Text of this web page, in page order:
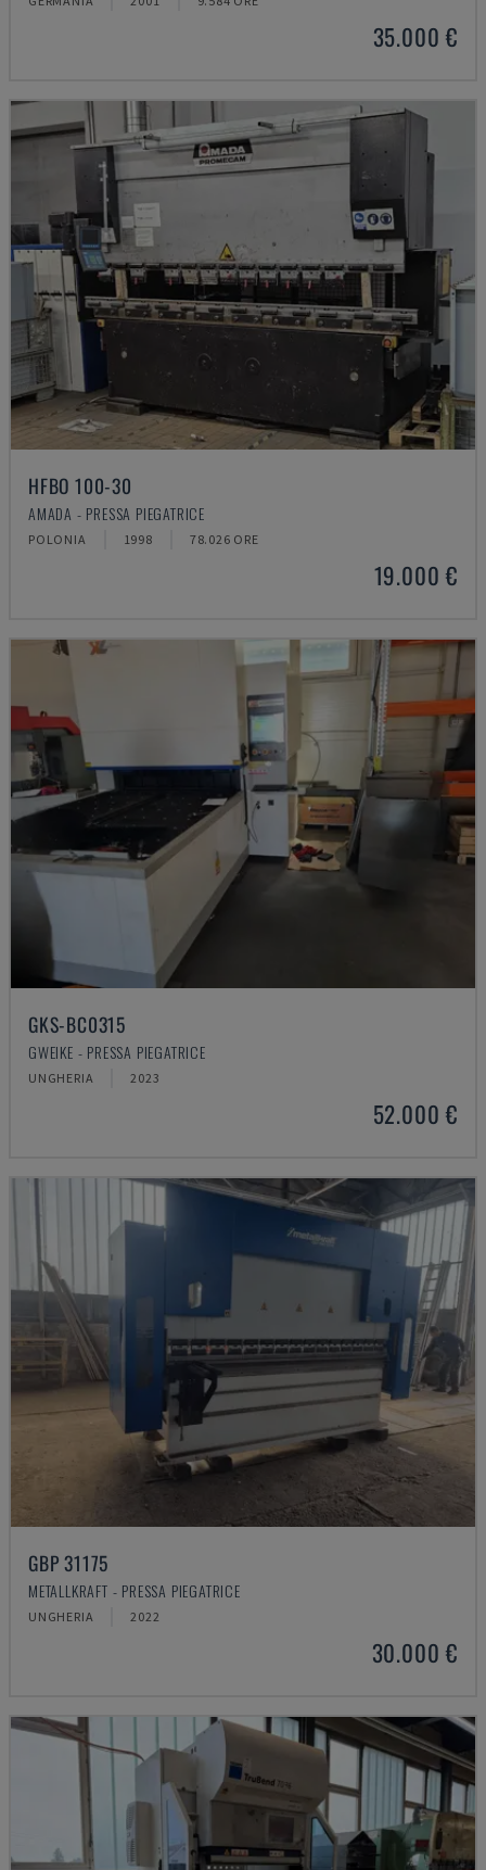
35.000 €
HFBO 100-30
AMADA - PRESSA PIEGATRICE
POLONIA 1998 78.026 ORE
19.000 €
GKS-BC0315
GWEIKE - PRESSA PIEGATRICE
UNGHERIA 2023
52.000 €
GBP 31175
METALLKRAFT - PRESSA PIEGATRICE
UNGHERIA 2022
30.000 €